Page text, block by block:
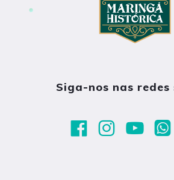
Siga-nos nas redes